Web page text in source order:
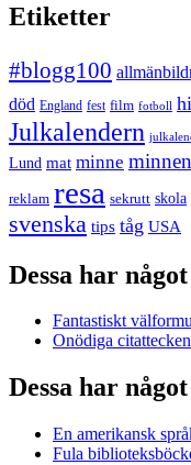
Etiketter
#blogg100
död England fest film fotboll
Julkalendern
Lund mat minne minnen
reklam resa sekrutt skola
svenska tips tåg USA
Dessa har
Fantastiskt
Onödiga citattecken
Dessa har
En amerikansk
Fula